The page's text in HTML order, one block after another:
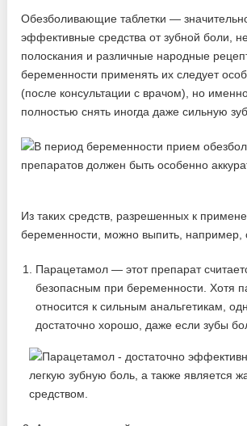
Обезболивающие таблетки —
эффективные средства от зубной боли,
полоскания и различные народные
беременности применять их следует
(после консультации с врачом), но
полностью снять иногда даже сильную
Из таких средств, разрешенных к
беременности, можно выпить,
Парацетамол — этот препарат
безопасным при беременности. Хотя
относится к сильным анальгетикам,
достаточно хорошо, даже если зубы